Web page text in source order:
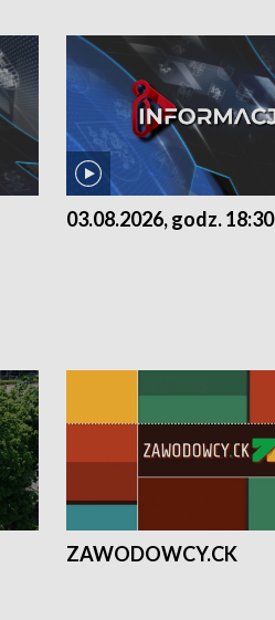
03.08.2026, godz. 18:30
ZAWODOWCY.CK